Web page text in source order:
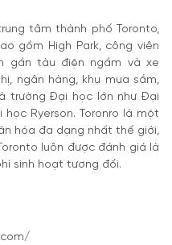
tâm thành phố Toronto,
gồm High Park, công viên
gần tàu điện ngầm và xe
ngân hàng, khu mua sắm,
trường Đại học lớn như Đại
Ryerson. Toronro là một
hóa đa dạng nhất thế giới,
luôn được đánh giá là
sinh hoạt tương đối.